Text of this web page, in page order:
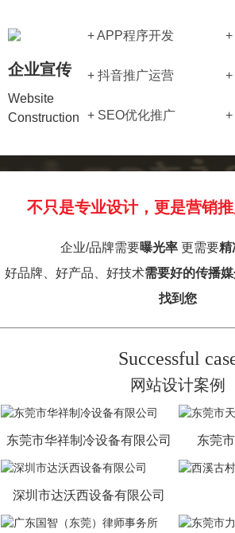
企业宣传
Website
Construction
+ APP程序开发 +
+ 抖音推广运营 +
+ SEO优化推广 +
不只是专业设计，更是营销
企业/品牌需要曝光率 更需要精
好品牌、好产品、好技术需要好的传播
找到您
Successful
网站设计案例
东莞市华祥制冷设备有限公司 东莞
深圳市达沃西设备有限公司